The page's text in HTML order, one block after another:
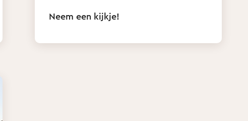
Neem een kijkje!